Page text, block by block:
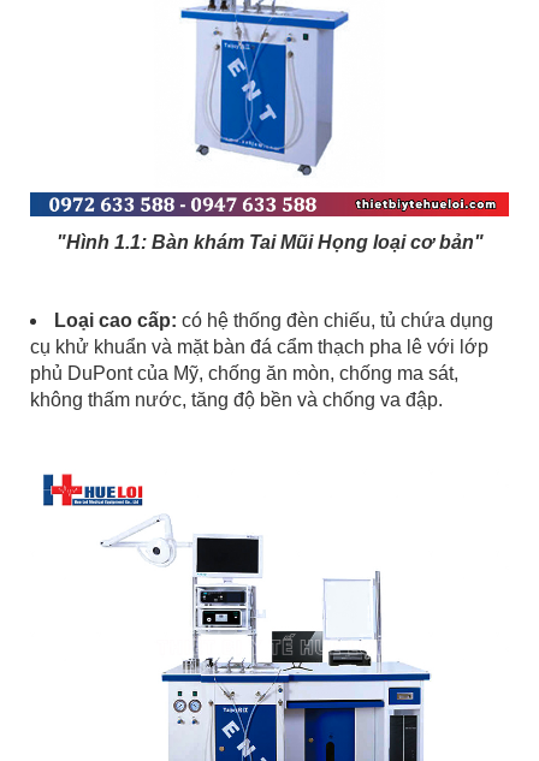
"Hình 1.1: Bàn khám Tai Mũi Họng loại cơ bản"
Loại cao cấp: có hệ thống đèn chiếu, tủ chứa dụng
cụ khử khuẩn và mặt bàn đá cẩm thạch pha lê với lớp
phủ DuPont của Mỹ, chống ăn mòn, chống ma sát,
không thấm nước, tăng độ bền và chống va đập.